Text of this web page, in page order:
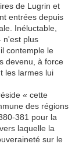
de Lugrin et
entrées depuis
Inéluctable,
n'est plus
contemple le
devenu, à force
les larmes lui
« cette
des régions
381 pour la
laquelle la
sur le